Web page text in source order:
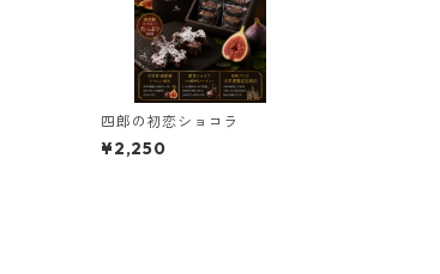
四郎の初恋ショコラ
¥2,250